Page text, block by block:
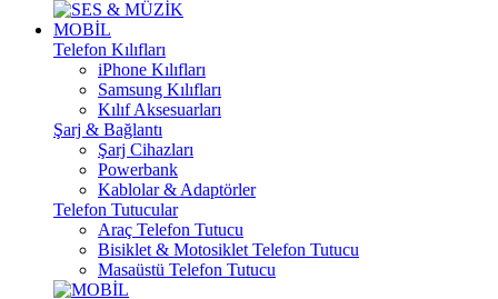
MOBİL
Telefon Kılıfları
iPhone Kılıfları
Samsung Kılıfları
Kılıf Aksesuarları
Şarj & Bağlantı
Şarj Cihazları
Powerbank
Kablolar & Adaptörler
Telefon Tutucular
Araç Telefon Tutucu
Bisiklet & Motosiklet Telefon Tutucu
Masaüstü Telefon Tutucu